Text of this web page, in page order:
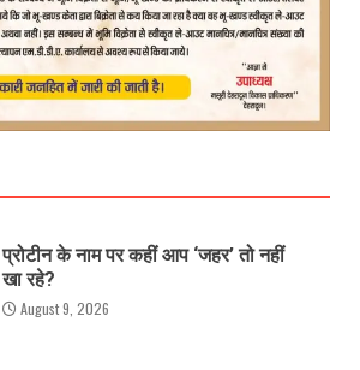
प्रोटीन के नाम पर कहीं आप ‘जहर’ तो नहीं
खा रहे?
August 9, 2026